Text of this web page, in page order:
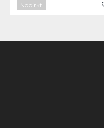
Nopirkt